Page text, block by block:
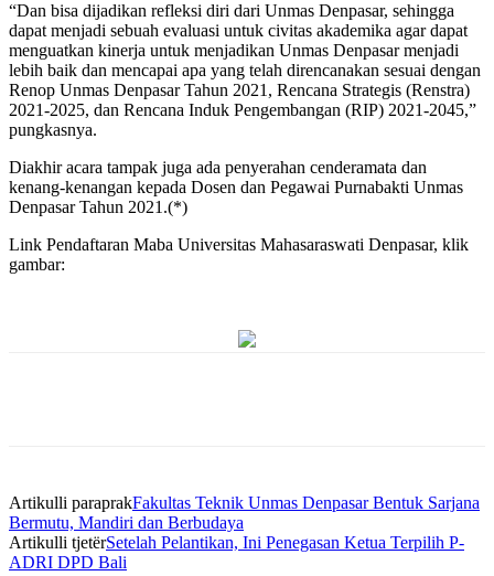
“Dan bisa dijadikan refleksi diri dari Unmas Denpasar, sehingga
dapat menjadi sebuah evaluasi untuk civitas akademika agar dapat
menguatkan kinerja untuk menjadikan Unmas Denpasar menjadi
lebih baik dan mencapai apa yang telah direncanakan sesuai dengan
Renop Unmas Denpasar Tahun 2021, Rencana Strategis (Renstra)
2021-2025, dan Rencana Induk Pengembangan (RIP) 2021-2045,”
pungkasnya.
Diakhir acara tampak juga ada penyerahan cenderamata dan
kenang-kenangan kepada Dosen dan Pegawai Purnabakti Unmas
Denpasar Tahun 2021.(*)
Link Pendaftaran Maba Universitas Mahasaraswati Denpasar, klik
gambar:
Artikulli paraprakFakultas Teknik Unmas Denpasar Bentuk Sarjana
Bermutu, Mandiri dan Berbudaya
Artikulli tjetërSetelah Pelantikan, Ini Penegasan Ketua Terpilih P-
ADRI DPD Bali